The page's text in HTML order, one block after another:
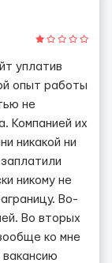
уплатив
опыт работы
не
Компанией их
никакой ни
никому не
Во-
Во вторых
ко мне
вакансию